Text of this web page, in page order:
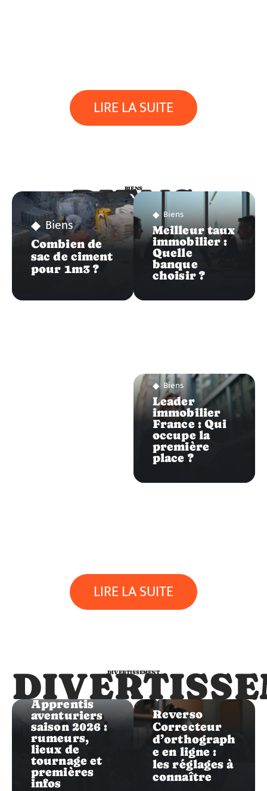
LIRE LA SUITE
BIENS
BIENS
Biens
Combien de
sac de ciment
pour 1m3 ?
Biens
Meilleur taux
immobilier :
Quelle
banque
choisir ?
Biens
Leader
immobilier
France : Qui
occupe la
première
place ?
LIRE LA SUITE
DIVERTISSEMENT
Divertissement
Les
Apprentis
aventuriers
saison 2026 :
rumeurs,
lieux de
tournage et
premières
infos
Divertissement
Reverso
Correcteur
d’orthograph
e en ligne :
les réglages à
connaître